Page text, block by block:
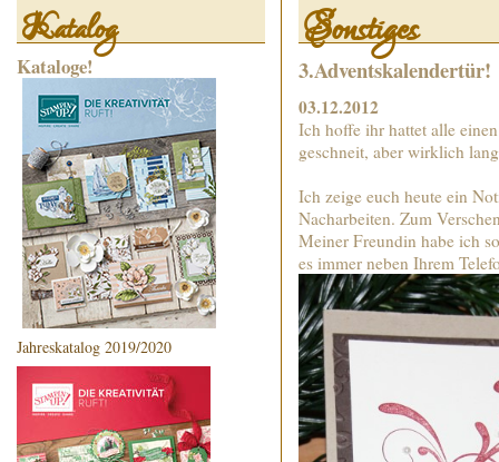
Katalog
Kataloge!
Jahreskatalog 2019/2020
Sonstiges
3.Adventskalendertür!
03.12.2012
Ich hoffe ihr hattet alle
geschneit, aber wirklich
Ich zeige euch heute ein
Nacharbeiten. Zum
Meiner Freundin habe ich
es immer neben Ihrem